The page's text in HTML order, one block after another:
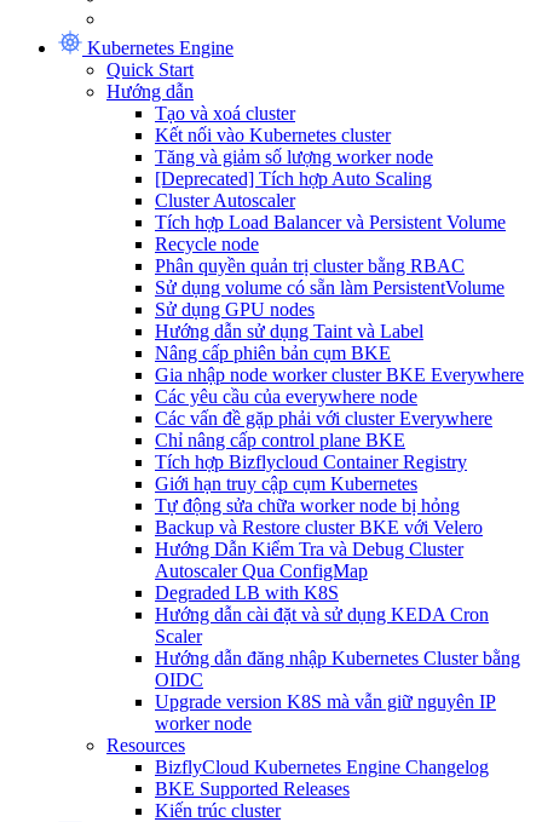
Kubernetes Engine
Quick Start
Hướng dẫn
Tạo và xoá cluster
Kết nối vào Kubernetes cluster
Tăng và giảm số lượng worker node
[Deprecated] Tích hợp Auto Scaling
Cluster Autoscaler
Tích hợp Load Balancer và Persistent Volume
Recycle node
Phân quyền quản trị cluster bằng RBAC
Sử dụng volume có sẵn làm PersistentVolume
Sử dụng GPU nodes
Hướng dẫn sử dụng Taint và Label
Nâng cấp phiên bản cụm BKE
Gia nhập node worker cluster BKE Everywhere
Các yêu cầu của everywhere node
Các vấn đề gặp phải với cluster Everywhere
Chỉ nâng cấp control plane BKE
Tích hợp Bizflycloud Container Registry
Giới hạn truy cập cụm Kubernetes
Tự động sửa chữa worker node bị hỏng
Backup và Restore cluster BKE với Velero
Hướng Dẫn Kiểm Tra và Debug Cluster
Autoscaler Qua ConfigMap
Degraded LB with K8S
Hướng dẫn cài đặt và sử dụng KEDA Cron
Scaler
Hướng dẫn đăng nhập Kubernetes Cluster bằng
OIDC
Upgrade version K8S mà vẫn giữ nguyên IP
worker node
Resources
BizflyCloud Kubernetes Engine Changelog
BKE Supported Releases
Kiến trúc cluster